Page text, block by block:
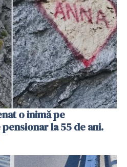
o inimă pe
la 55 de ani.